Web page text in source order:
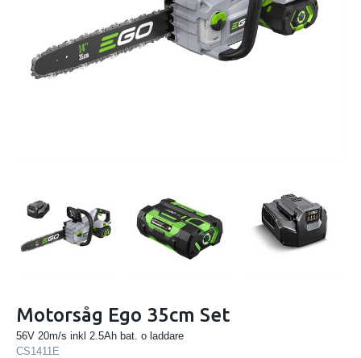
Motorsåg Ego 35cm Set
56V 20m/s inkl 2.5Ah bat. o laddare
CS1411E